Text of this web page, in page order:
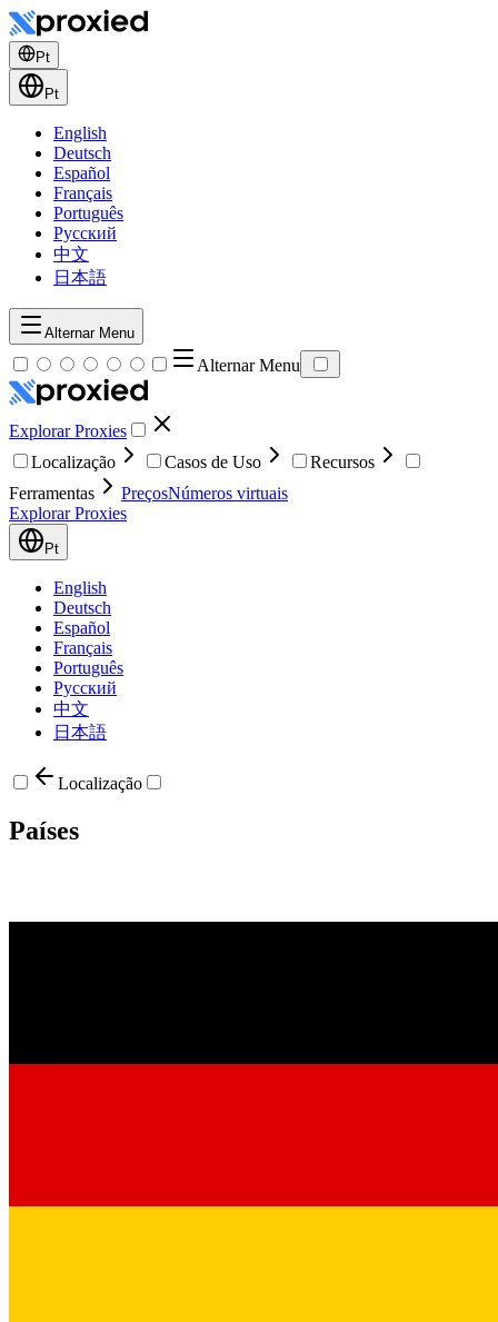
Pt
Pt
English
Deutsch
Español
Français
Português
Русский
中文
日本語
Alternar Menu
Alternar Menu
Explorar Proxies
Localização
Casos de Uso
Recursos
Ferramentas
PreçosNúmeros virtuais
Explorar Proxies
Pt
English
Deutsch
Español
Français
Português
Русский
中文
日本語
Localização
Países